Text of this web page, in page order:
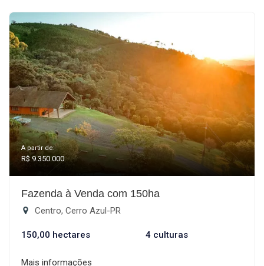
A partir de:
R$ 9.350.000
Fazenda à Venda com 150ha
Centro, Cerro Azul-PR
150,00 hectares 4 culturas
Mais informações